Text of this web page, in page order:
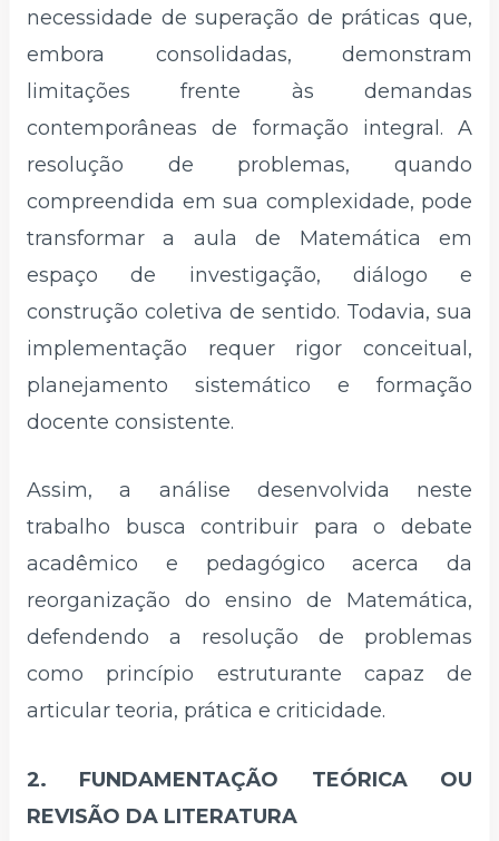
necessidade de superação de práticas que,
embora consolidadas, demonstram
limitações frente às demandas
contemporâneas de formação integral. A
resolução de problemas, quando
compreendida em sua complexidade, pode
transformar a aula de Matemática em
espaço de investigação, diálogo e
construção coletiva de sentido. Todavia, sua
implementação requer rigor conceitual,
planejamento sistemático e formação
docente consistente.
Assim, a análise desenvolvida neste
trabalho busca contribuir para o debate
acadêmico e pedagógico acerca da
reorganização do ensino de Matemática,
defendendo a resolução de problemas
como princípio estruturante capaz de
articular teoria, prática e criticidade.
2. FUNDAMENTAÇÃO TEÓRICA OU
REVISÃO DA LITERATURA